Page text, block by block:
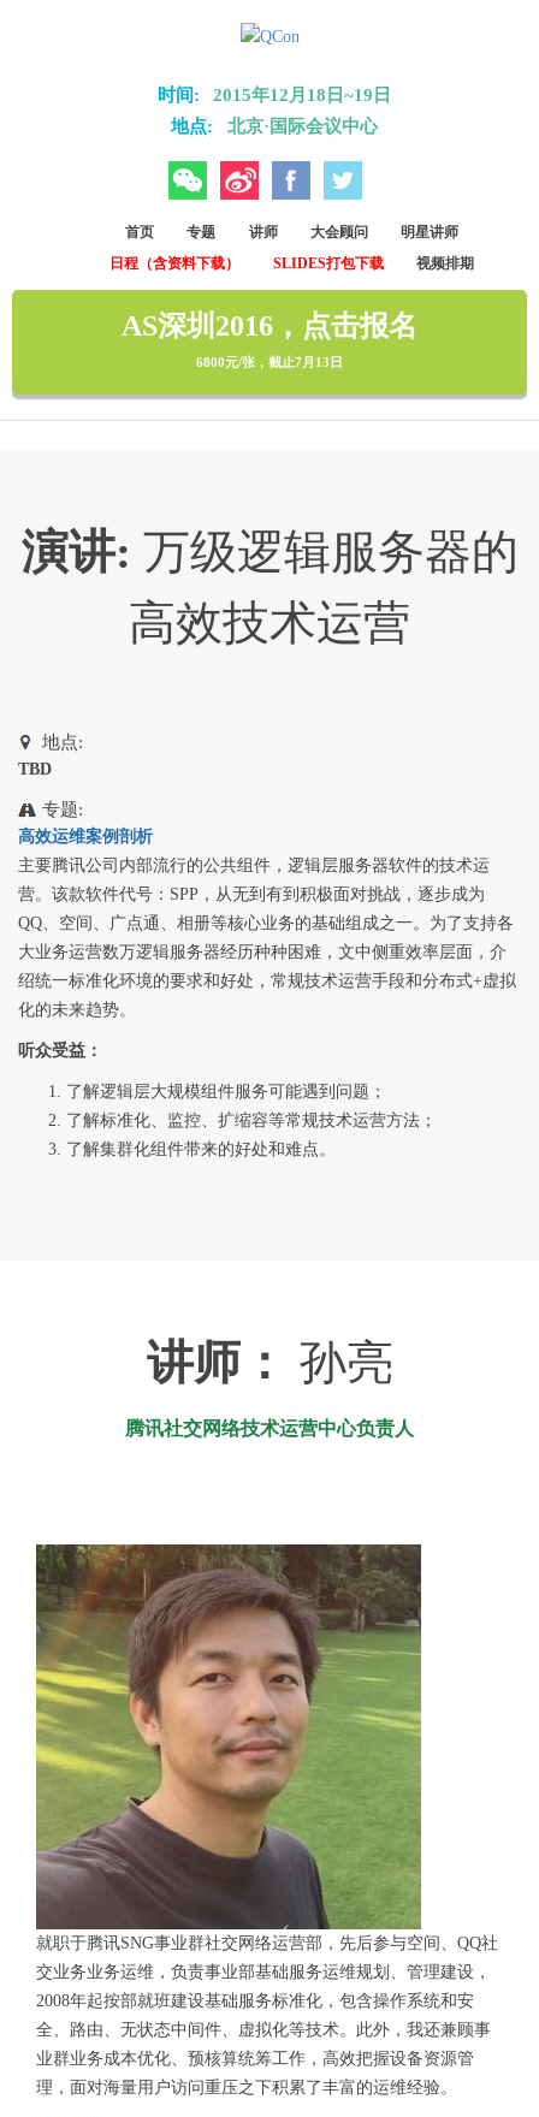
时间:
2015年12月18日~19日
地点:
北京·国际会议中心
微信 微博 Facebook
首页 专题 讲师 大会顾问
明星讲师
日程（含资料下载）
SLIDES打包下载 视频排期
AS深圳2016，点击报名
6800元/张，截止7月13日
演讲: 万级逻辑服务器的
高效技术运营
地点:
TBD
专题:
高效运维案例剖析
主要腾讯公司内部流行的公共组件，逻辑层服务器软件的技术运
营。该款软件代号：SPP，从无到有到积极面对挑战，逐步成为
QQ、空间、广点通、相册等核心业务的基础组成之一。为了支持各
大业务运营数万逻辑服务器经历种种困难，文中侧重效率层面，介
绍统一标准化环境的要求和好处，常规技术运营手段和分布式+虚拟
化的未来趋势。
听众受益：
了解逻辑层大规模组件服务可能遇到问题；
了解标准化、监控、扩缩容等常规技术运营方法；
了解集群化组件带来的好处和难点。
讲师： 孙亮
腾讯社交网络技术运营中心负责人
就职于腾讯SNG事业群社交网络运营部，先后参与空间、QQ社
交业务业务运维，负责事业部基础服务运维规划、管理建设，
2008年起按部就班建设基础服务标准化，包含操作系统和安
全、路由、无状态中间件、虚拟化等技术。此外，我还兼顾事
业群业务成本优化、预核算统筹工作，高效把握设备资源管
理，面对海量用户访问重压之下积累了丰富的运维经验。